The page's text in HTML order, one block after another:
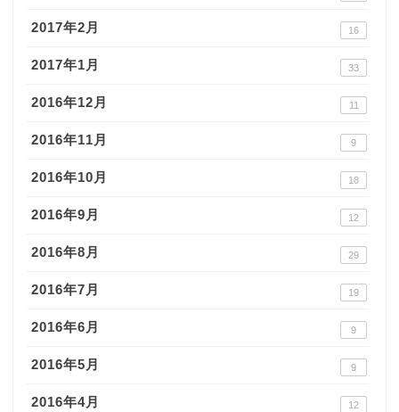
2017年2月 16
2017年1月 33
2016年12月 11
2016年11月 9
2016年10月 18
2016年9月 12
2016年8月 29
2016年7月 19
2016年6月 9
2016年5月 9
2016年4月 12